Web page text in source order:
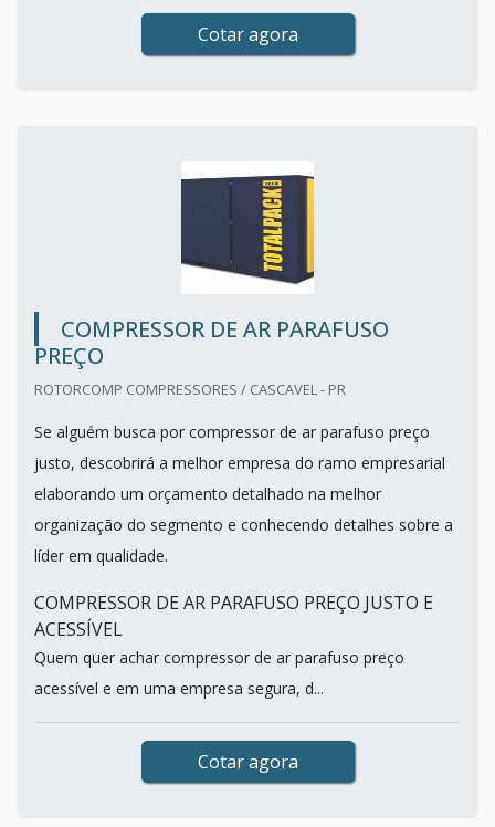
Cotar agora
COMPRESSOR DE AR PARAFUSO
PREÇO
ROTORCOMP COMPRESSORES / CASCAVEL - PR
Se alguém busca por compressor de ar parafuso preço
justo, descobrirá a melhor empresa do ramo empresarial
elaborando um orçamento detalhado na melhor
organização do segmento e conhecendo detalhes sobre a
líder em qualidade.
COMPRESSOR DE AR PARAFUSO PREÇO JUSTO E
ACESSÍVEL
Quem quer achar compressor de ar parafuso preço
acessível e em uma empresa segura, d...
Cotar agora